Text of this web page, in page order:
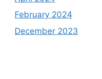
February 2024
December 2023